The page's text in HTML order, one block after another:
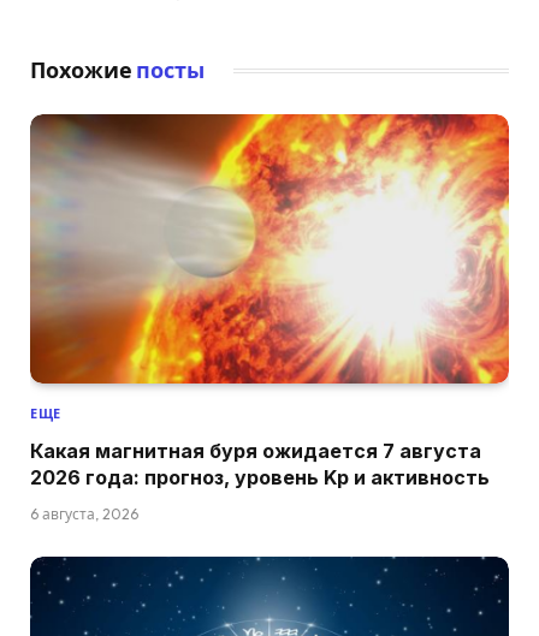
Похожие посты
ЕЩЕ
Какая магнитная буря ожидается 7 августа
2026 года: прогноз, уровень Kp и активность
6 августа, 2026